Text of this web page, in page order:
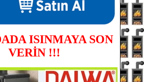
ISINMAYA SON
VERİN !!!